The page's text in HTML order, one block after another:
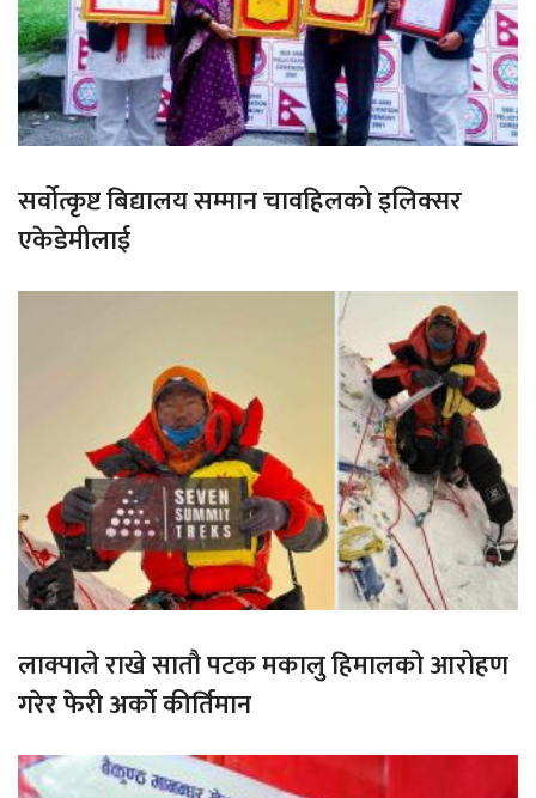
सर्वोत्कृष्ट बिद्यालय सम्मान चावहिलको इलिक्सर
एकेडेमीलाई
लाक्पाले राखे सातौ पटक मकालु हिमालको आरोहण
गरेर फेरी अर्को कीर्तिमान